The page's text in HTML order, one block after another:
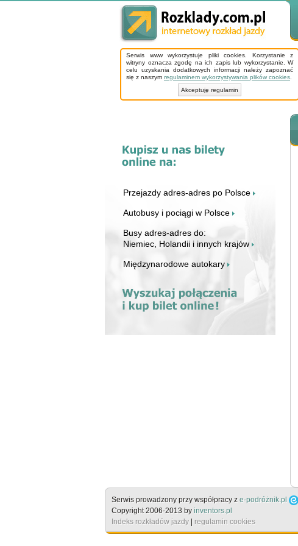
Serwis www wykorzystuje pliki cookies. Korzystanie z
witryny oznacza zgodę na ich zapis lub wykorzystanie. W
celu uzyskania dodatkowych informacji należy zapoznać
się z naszym regulaminem wykorzystywania plików cookies
Akceptuję regulamin
Przejazdy adres-adres po Polsce
Autobusy i pociągi w Polsce
Busy adres-adres do:
Niemiec, Holandii i innych krajów
Międzynarodowe autokary
Serwis prowadzony przy współpracy z e-podróżnik.pl
Copyright 2006-2013 by inventors.pl
Indeks rozkładów jazdy
regulamin cookies